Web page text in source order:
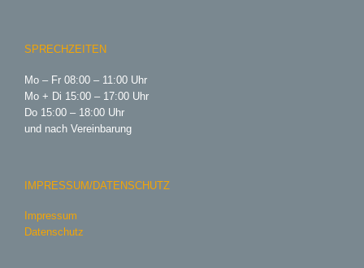
SPRECHZEITEN
Mo – Fr 08:00 – 11:00 Uhr
Mo + Di 15:00 – 17:00 Uhr
Do 15:00 – 18:00 Uhr
und nach Vereinbarung
IMPRESSUM/DATENSCHUTZ
Impressum
Datenschutz